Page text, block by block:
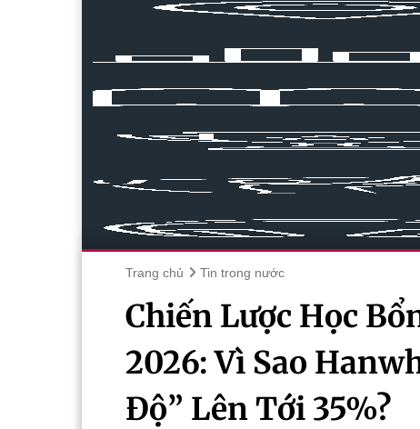
Trang chủ Tin trong nước
Chiến Lược Học
2026: Vì Sao
Độ” Lên Tới 35%?